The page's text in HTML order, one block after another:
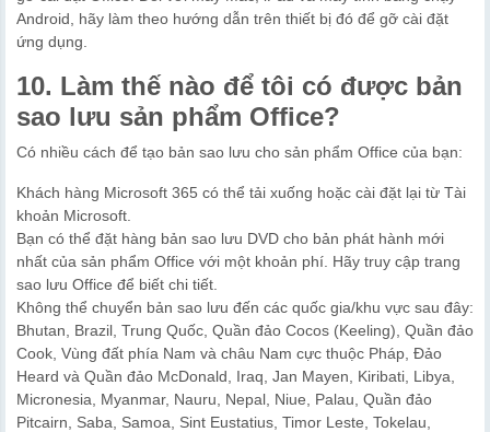
Android, hãy làm theo hướng dẫn trên thiết bị đó để gỡ cài đặt
ứng dụng.
10. Làm thế nào để tôi có được bản
sao lưu sản phẩm Office?
Có nhiều cách để tạo bản sao lưu cho sản phẩm Office của bạn:
Khách hàng Microsoft 365 có thể tải xuống hoặc cài đặt lại từ Tài
khoản Microsoft.
Bạn có thể đặt hàng bản sao lưu DVD cho bản phát hành mới
nhất của sản phẩm Office với một khoản phí. Hãy truy cập trang
sao lưu Office để biết chi tiết.
Không thể chuyển bản sao lưu đến các quốc gia/khu vực sau đây:
Bhutan, Brazil, Trung Quốc, Quần đảo Cocos (Keeling), Quần đảo
Cook, Vùng đất phía Nam và châu Nam cực thuộc Pháp, Đảo
Heard và Quần đảo McDonald, Iraq, Jan Mayen, Kiribati, Libya,
Micronesia, Myanmar, Nauru, Nepal, Niue, Palau, Quần đảo
Pitcairn, Saba, Samoa, Sint Eustatius, Timor Leste, Tokelau,